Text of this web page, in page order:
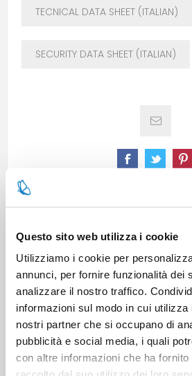
Questo sito web utilizza i cookie
Utilizziamo i cookie per
annunci, per fornire funzionalità dei
analizzare il nostro traffico.
informazioni sul modo in cui
nostri partner che si occupano di
pubblicità e social media, i quali
con altre informazioni che ha
TECNICAL DATA SHEET (ITALIAN)
SECURITY DATA SHEET (ITALIAN)
CONTACT US
Pieces per carton
Cartons for pallets